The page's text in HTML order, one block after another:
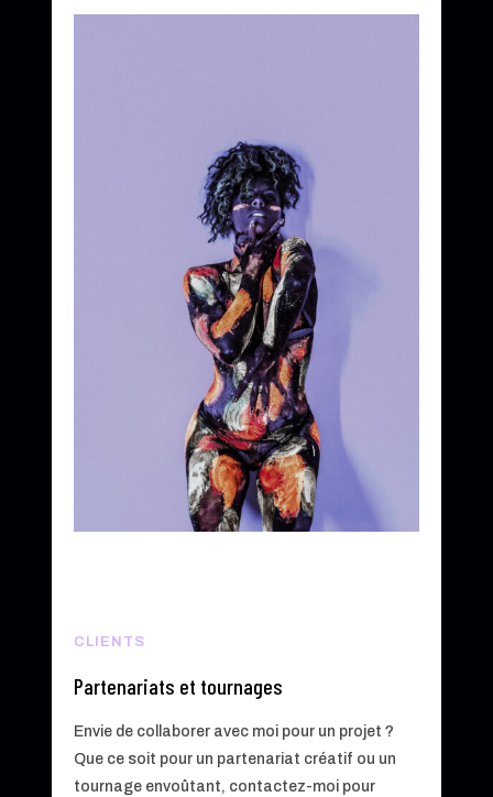
CLIENTS
Partenariats et tournages
Envie de collaborer avec moi pour un projet ?
Que ce soit pour un partenariat créatif ou un
tournage envoûtant, contactez-moi pour